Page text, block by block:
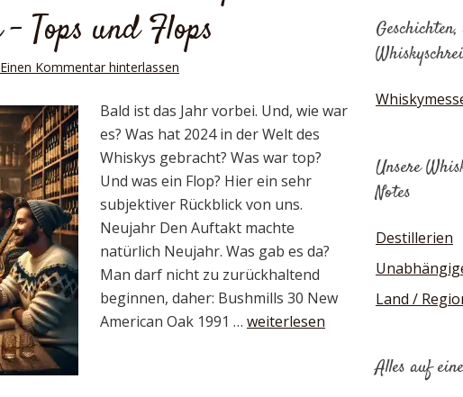
Tops und Flops
Einen Kommentar hinterlassen
Bald ist das Jahr vorbei. Und, wie war
es? Was hat 2024 in der Welt des
Whiskys gebracht? Was war top?
Und was ein Flop? Hier ein sehr
subjektiver Rückblick von uns.
Neujahr Den Auftakt machte
natürlich Neujahr. Was gab es da?
Man darf nicht zu zurückhaltend
beginnen, daher: Bushmills 30 New
American Oak 1991 … weiterlesen
Unsere
Notes
Destillerien
Land /
Alles auf